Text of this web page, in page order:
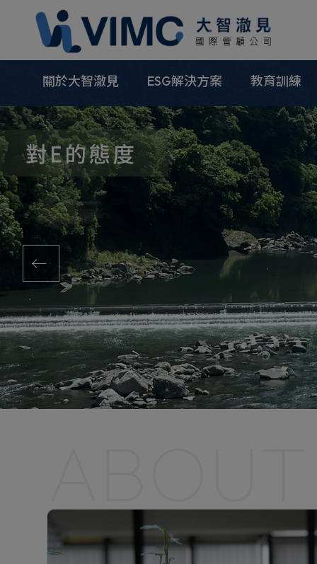
關於大智澈見 ESG解決方案 教育訓練
Cookie管理面板